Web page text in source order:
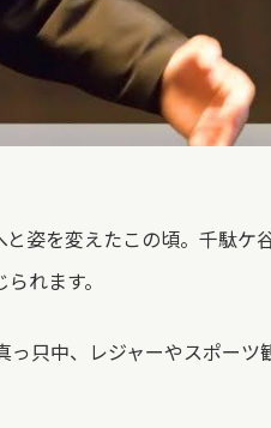
姿を変えたこの頃。千駄ケ
れます。
只中、レジャーやスポーツ